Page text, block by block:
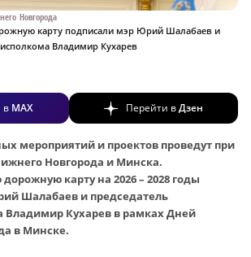
Новгорода
карту подписали мэр Юрий Шалабаев и
Владимир Кухарев
в MAX Перейти вДзен
мероприятий и проектов проведут при
Новгорода и Минска.
карту на 2026 – 2028 годы
Шалабаев и председатель
Владимир Кухарев в рамках Дней
в Минске.